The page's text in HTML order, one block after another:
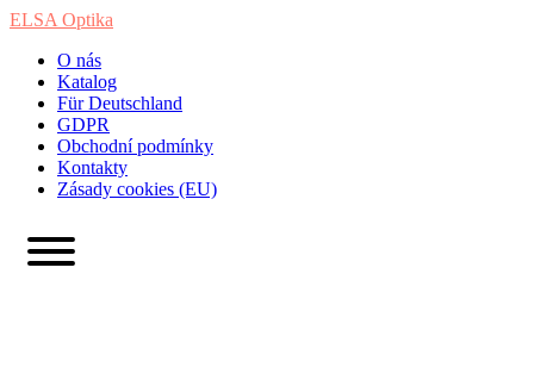
ELSA Optika
O nás
Katalog
Für Deutschland
GDPR
Obchodní podmínky
Kontakty
Zásady cookies (EU)